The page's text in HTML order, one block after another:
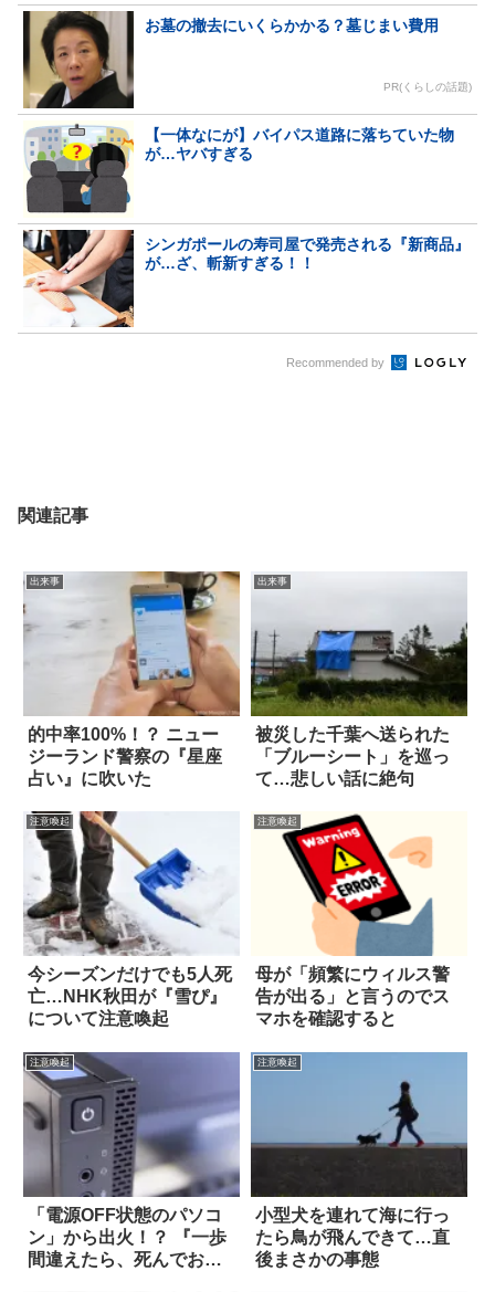
お墓の撤去にいくらかかる？墓じまい費用
PR(くらしの話題)
【一体なにが】バイパス道路に落ちていた物
が…ヤバすぎる
シンガポールの寿司屋で発売される『新商品』
が…ざ、斬新すぎる！！
Recommended by
関連記事
出来事
的中率100%！？ ニュー
ジーランド警察の『星座
占い』に吹いた
出来事
被災した千葉へ送られた
「ブルーシート」を巡っ
て…悲しい話に絶句
注意喚起
今シーズンだけでも5人死
亡…NHK秋田が『雪ぴ』
について注意喚起
注意喚起
母が「頻繁にウィルス警
告が出る」と言うのでス
マホを確認すると
注意喚起
「電源OFF状態のパソコ
ン」から出火！？ 『一歩
間違えたら、死んでおり
注意喚起
小型犬を連れて海に行っ
たら鳥が飛んできて…直
後まさかの事態